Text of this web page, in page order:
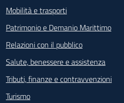
Mobilità e trasporti
Patrimonio e Demanio Marittimo
Relazioni con il pubblico
Salute, benessere e assistenza
Tributi, finanze e contravvenzioni
Turismo